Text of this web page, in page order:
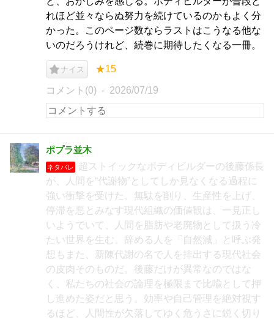
れほど並々ならぬ努力を続けているのかもよく分
かった。このページ数ならラストはこうなる他な
いのだろうけれど、続巻に期待したくなる一冊。
ナイス ★15
コメント(0) 2026/07/19
ポプラ並木
ネタバレ
超ストイックなボディビルダーの後藤係長
が、人間を“代謝物”としてしか見なくなる過程に
強い衝撃を受けた。無駄を削り、生産性を上げ、
停滞を悪とみなす現代組織の価値観は、一見正し
いようでいて、人間を脂肪や老廃物として扱う冷
たい世界を生む。辞める人を「自然減」と呼ぶ発
想もまた、新陳代謝の名で人を排出する現代社会
の皮肉そのものだ。後藤だけが異常なのではな
く、私たちの社会の論理を極限まで比喩として押
し進めた姿だと思う。効率や自己管理を絶対視す
るほど、人間性が欠落してゆく危うさに鋭く切り